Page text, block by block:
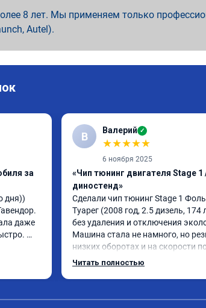
8 лет. Мы применяем только
Autel).
за
дня))
даже
В Валерий ✓
★★★★★
6 ноября 2025
«Чип тюнинг двигателя Stage 1
диностенд»
Сделали чип тюнинг Stage 1
Туарег (2008 год, 2.5 дизель, 174
без удаления и отключения
Машина стала не намного, но
низких оборотах и на скорости
км/ч при обгонах.
Читать полностью